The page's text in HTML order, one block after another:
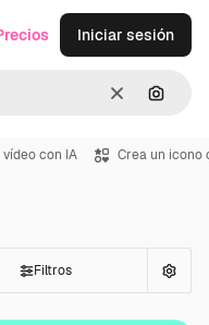
Borrar
Iniciar sesión
con IA Crea un icono
Filtros